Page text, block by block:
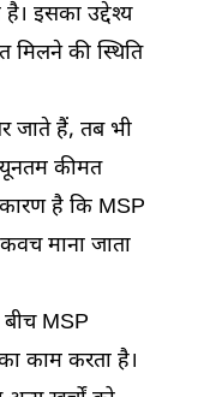
इसका उद्देश्य
मिलने की स्थिति
जाते हैं, तब भी
कीमत
कारण है कि MSP
माना जाता
MSP
काम करता है।